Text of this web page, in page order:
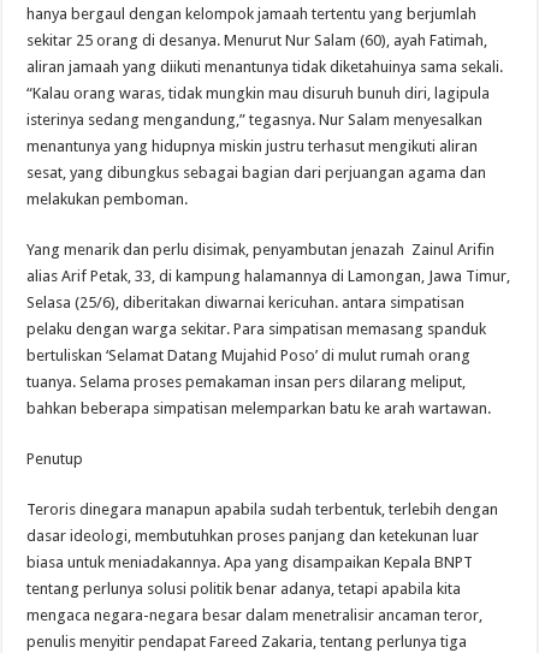
hanya bergaul dengan kelompok jamaah tertentu yang berjumlah
sekitar 25 orang di desanya. Menurut Nur Salam (60), ayah Fatimah,
aliran jamaah yang diikuti menantunya tidak diketahuinya sama sekali.
“Kalau orang waras, tidak mungkin mau disuruh bunuh diri, lagipula
isterinya sedang mengandung,” tegasnya. Nur Salam menyesalkan
menantunya yang hidupnya miskin justru terhasut mengikuti aliran
sesat, yang dibungkus sebagai bagian dari perjuangan agama dan
melakukan pemboman.
Yang menarik dan perlu disimak, penyambutan jenazah Zainul Arifin
alias Arif Petak, 33, di kampung halamannya di Lamongan, Jawa Timur,
Selasa (25/6), diberitakan diwarnai kericuhan. antara simpatisan
pelaku dengan warga sekitar. Para simpatisan memasang spanduk
bertuliskan ‘Selamat Datang Mujahid Poso’ di mulut rumah orang
tuanya. Selama proses pemakaman insan pers dilarang meliput,
bahkan beberapa simpatisan melemparkan batu ke arah wartawan.
Penutup
Teroris dinegara manapun apabila sudah terbentuk, terlebih dengan
dasar ideologi, membutuhkan proses panjang dan ketekunan luar
biasa untuk meniadakannya. Apa yang disampaikan Kepala BNPT
tentang perlunya solusi politik benar adanya, tetapi apabila kita
mengaca negara-negara besar dalam menetralisir ancaman teror,
penulis menyitir pendapat Fareed Zakaria, tentang perlunya tiga